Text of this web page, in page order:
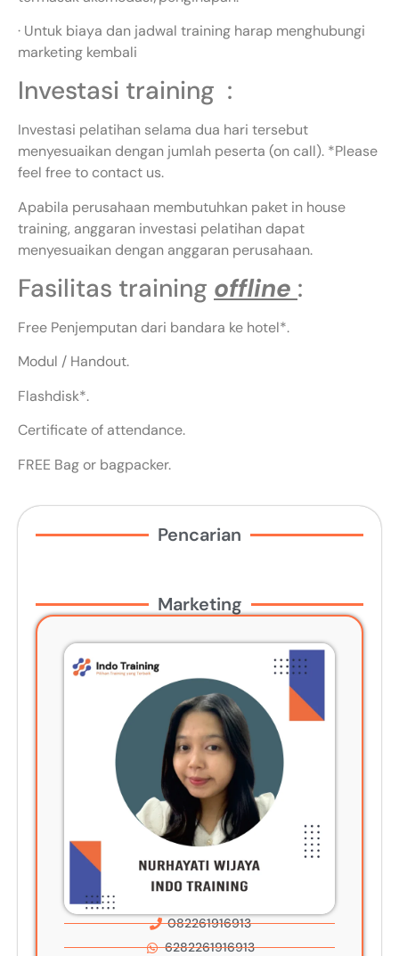
· Untuk biaya dan jadwal training harap menghubungi
marketing kembali
Investasi training :
Investasi pelatihan selama dua hari tersebut
menyesuaikan dengan jumlah peserta (on call). *Please
feel free to contact us.
Apabila perusahaan membutuhkan paket in house
training, anggaran investasi pelatihan dapat
menyesuaikan dengan anggaran perusahaan.
Fasilitas training offline :
Free Penjemputan dari bandara ke hotel*.
Modul / Handout.
Flashdisk*.
Certificate of attendance.
FREE Bag or bagpacker.
Pencarian
Marketing
082261916913
6282261916913